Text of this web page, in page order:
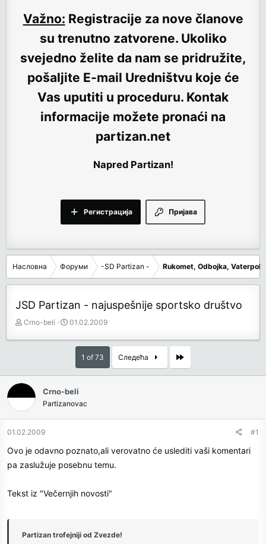
Važno: Registracije za nove članove
su trenutno zatvorene. Ukoliko
svejedno želite da nam se pridružite,
pošaljite E-mail Uredništvu koje će
Vas uputiti u proceduru. Kontak
informacije možete pronaći na
partizan.net
Napred Partizan!
Пријава
Регистрација
Насловна Форуми -SD Partizan - Rukomet, Odbojka,
JSD Partizan - najuspešnije sportsko društvo
З
н
к
т
м
е
Crno-beli
Д
п
о
к
њ
а
01.02.2009
1 of 73 Следећа Last
Crno-beli
Partizanovac
01.02.2009 #1
Ovo je odavno poznato,ali verovatno će uslediti vaši komentari
pa zaslužuje posebnu temu.
Tekst iz "Večernjih novosti"
Partizan trofejniji od Zvezde!